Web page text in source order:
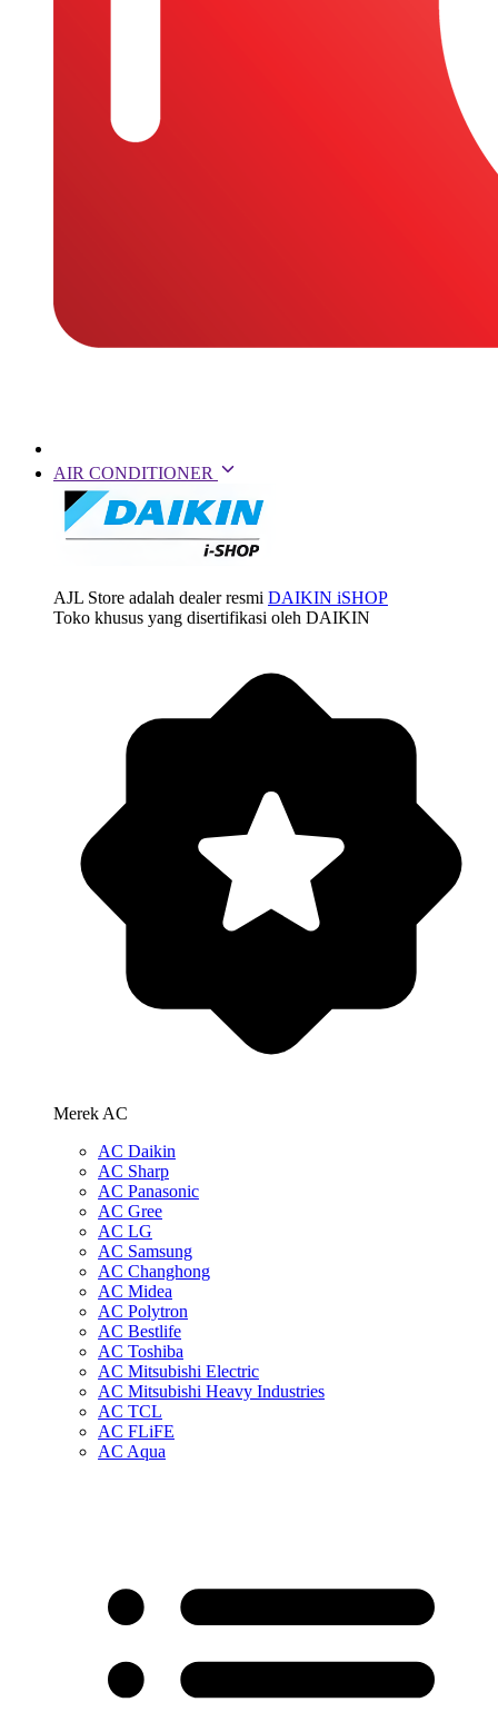
AIR CONDITIONER
AJL Store adalah dealer resmi DAIKIN iSHOP
Toko khusus yang disertifikasi oleh DAIKIN
Merek AC
AC Daikin
AC Sharp
AC Panasonic
AC Gree
AC LG
AC Samsung
AC Changhong
AC Midea
AC Polytron
AC Bestlife
AC Toshiba
AC Mitsubishi Electric
AC Mitsubishi Heavy Industries
AC TCL
AC FLiFE
AC Aqua